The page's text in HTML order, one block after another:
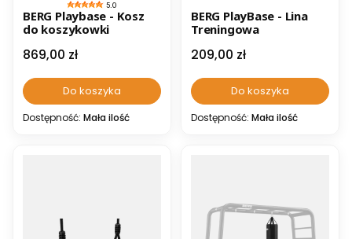
5.0
BERG Playbase - Kosz
do koszykowki
Cena
869,00 zł
Do koszyka
Dostępność: Mała ilość
BERG PlayBase - Lina
Treningowa
Cena
209,00 zł
Do koszyka
Dostępność: Mała ilość